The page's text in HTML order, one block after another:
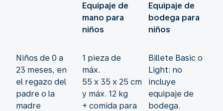
Equipaje de
mano para
niños
Equipaje de
bodega para
niños
Niños de 0 a
23 meses, en
el regazo del
padre o la
madre
1 pieza de
máx.
55 x 35 x 25 cm
y máx. 12 kg
+ comida para
Billete Basic o
Light: no
incluye
equipaje de
bodega.